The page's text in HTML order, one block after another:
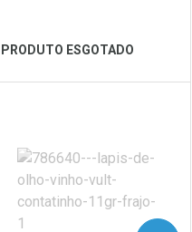
Ver Desconto Convênio
PRODUTO ESGOTADO
Laboratório
Por Menos